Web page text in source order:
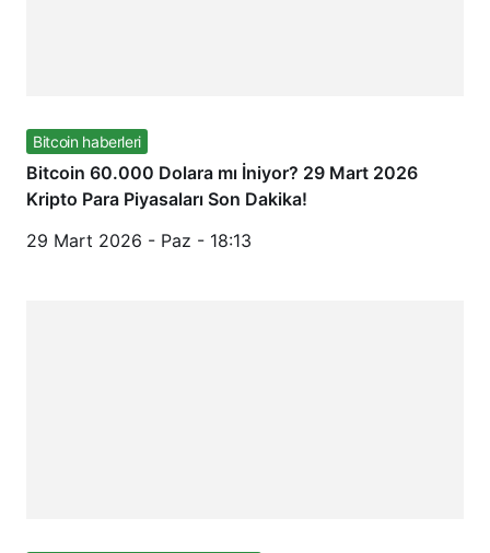
Bitcoin haberleri
Bitcoin 60.000 Dolara mı İniyor? 29 Mart 2026
Kripto Para Piyasaları Son Dakika!
29 Mart 2026 - Paz - 18:13